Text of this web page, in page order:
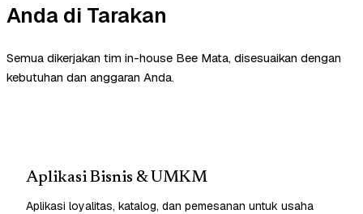
Anda di Tarakan
Semua dikerjakan tim in-house Bee Mata, disesuaikan dengan
kebutuhan dan anggaran Anda.
Aplikasi Bisnis & UMKM
Aplikasi loyalitas, katalog, dan pemesanan untuk usaha